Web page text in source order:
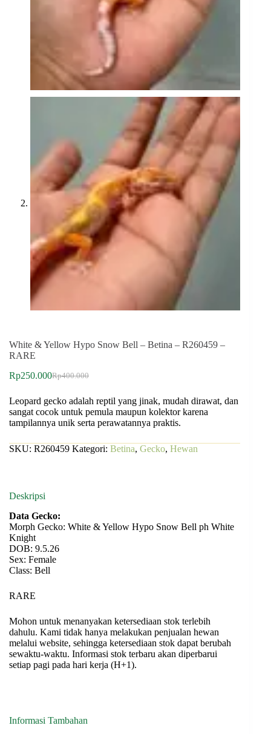
White & Yellow Hypo Snow Bell – Betina – R260459 –
RARE
Rp400.000
Rp250.000
Leopard gecko adalah reptil yang jinak, mudah dirawat, dan
sangat cocok untuk pemula maupun kolektor karena
tampilannya unik serta perawatannya praktis.
SKU: R260459 Kategori: Betina, Gecko, Hewan
Deskripsi
Data Gecko:
Morph Gecko: White & Yellow Hypo Snow Bell ph White
Knight
DOB: 9.5.26
Sex: Female
Class: Bell
RARE
Mohon untuk menanyakan ketersediaan stok terlebih
dahulu. Kami tidak hanya melakukan penjualan hewan
melalui website, sehingga ketersediaan stok dapat berubah
sewaktu-waktu. Informasi stok terbaru akan diperbarui
setiap pagi pada hari kerja (H+1).
Informasi Tambahan